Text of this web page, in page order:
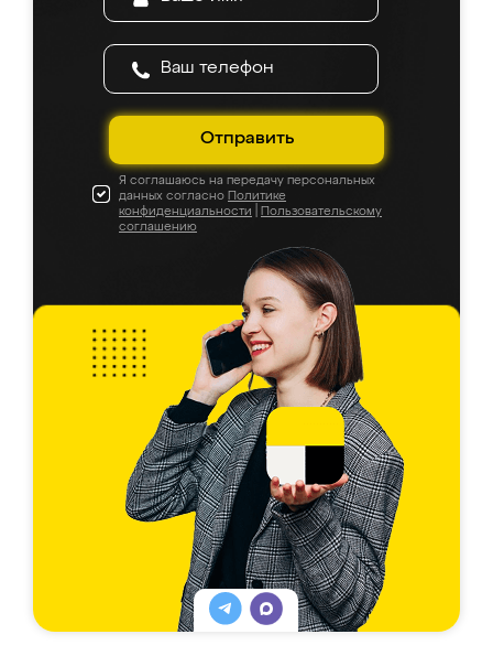
Отправить
Я соглашаюсь на передачу персональных
данных согласно Политике
конфиденциальности
Пользовательскому
соглашению